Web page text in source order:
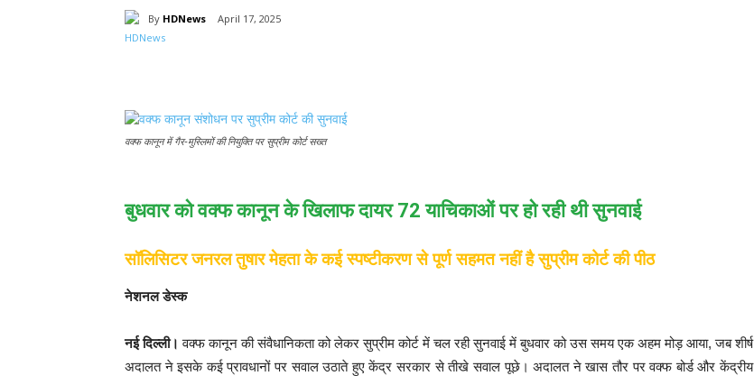
By HDNews April 17, 2025
वक्फ कानून में गैर-मुस्लिमों की नियुक्ति पर सुप्रीम कोर्ट सख्त
बुधवार को वक्फ कानून के खिलाफ दायर 72 याचिकाओं पर हो रही थी सुनवाई
सॉलिसिटर जनरल तुषार मेहता के कई स्पष्टीकरण से पूर्ण सहमत नहीं है सुप्रीम कोर्ट की पीठ
नेशनल डेस्क
नई दिल्ली। वक्फ कानून की संवैधानिकता को लेकर सुप्रीम कोर्ट में चल रही सुनवाई में बुधवार को उस समय एक अहम मोड़ आया, जब शीर्ष
अदालत ने इसके कई प्रावधानों पर सवाल उठाते हुए केंद्र सरकार से तीखे सवाल पूछे। अदालत ने खास तौर पर वक्फ बोर्ड और केंद्रीय